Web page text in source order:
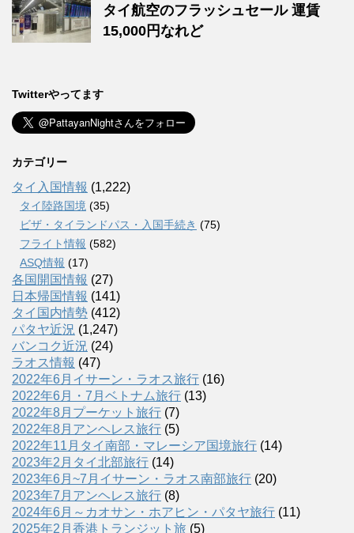
タイ航空のフラッシュセール 運賃
15,000円なれど
Twitterやってます
カテゴリー
タイ入国情報 (1,222)
タイ陸路国境 (35)
ビザ・タイランドパス・入国手続き (75)
フライト情報 (582)
ASQ情報 (17)
各国開国情報 (27)
日本帰国情報 (141)
タイ国内情勢 (412)
パタヤ近況 (1,247)
バンコク近況 (24)
ラオス情報 (47)
2022年6月イサーン・ラオス旅行 (16)
2022年6月・7月ベトナム旅行 (13)
2022年8月プーケット旅行 (7)
2022年8月アンヘレス旅行 (5)
2022年11月タイ南部・マレーシア国境旅行 (14)
2023年2月タイ北部旅行 (14)
2023年6月~7月イサーン・ラオス南部旅行 (20)
2023年7月アンヘレス旅行 (8)
2024年6月～カオサン・ホアヒン・パタヤ旅行 (11)
2025年2月香港トランジット旅 (5)